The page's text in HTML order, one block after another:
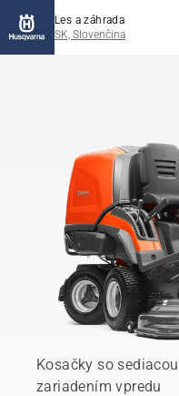
Les a záhrada
SK, Slovenčina
Kosačky so
zariadením vpredu